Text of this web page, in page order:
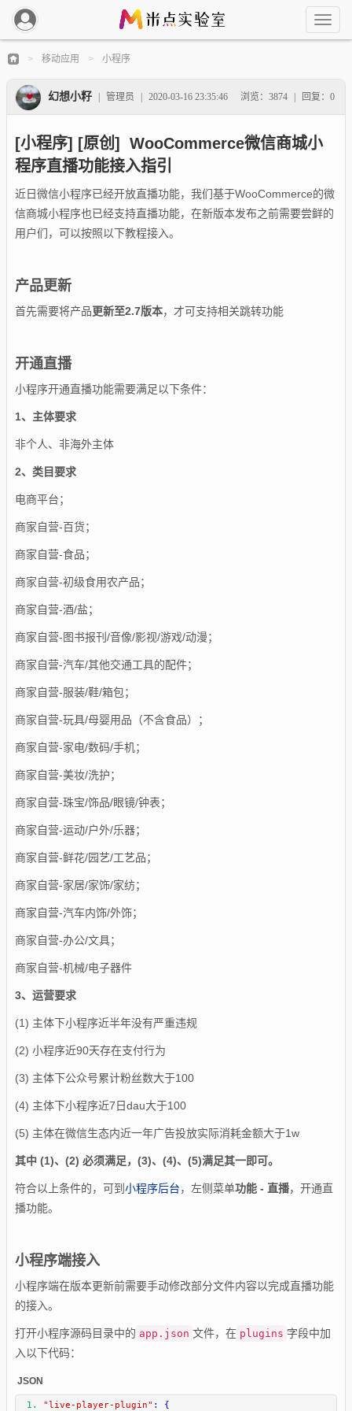
> 移动应用 > 小程序
幻想小籽 管理员 2020-03-16 23:35:46 浏览：3874 回复：0
[小程序] [原创] WooCommerce微信商城小
程序直播功能接入指引
近日微信小程序已经开放直播功能，我们基于WooCommerce的微
信商城小程序也已经支持直播功能，在新版本发布之前需要尝鲜的
用户们，可以按照以下教程接入。
产品更新
首先需要将产品更新至2.7版本，才可支持相关跳转功能
开通直播
小程序开通直播功能需要满足以下条件：
1、主体要求
非个人、非海外主体
2、类目要求
电商平台；
商家自营-百货；
商家自营-食品；
商家自营-初级食用农产品；
商家自营-酒/盐；
商家自营-图书报刊/音像/影视/游戏/动漫；
商家自营-汽车/其他交通工具的配件；
商家自营-服装/鞋/箱包；
商家自营-玩具/母婴用品（不含食品）；
商家自营-家电/数码/手机；
商家自营-美妆/洗护；
商家自营-珠宝/饰品/眼镜/钟表；
商家自营-运动/户外/乐器；
商家自营-鲜花/园艺/工艺品；
商家自营-家居/家饰/家纺；
商家自营-汽车内饰/外饰；
商家自营-办公/文具；
商家自营-机械/电子器件
3、运营要求
(1) 主体下小程序近半年没有严重违规
(2) 小程序近90天存在支付行为
(3) 主体下公众号累计粉丝数大于100
(4) 主体下小程序近7日dau大于100
(5) 主体在微信生态内近一年广告投放实际消耗金额大于1w
其中 (1)、(2) 必须满足，(3)、(4)、(5)满足其一即可。
符合以上条件的，可到 小程序后台，左侧菜单功能 - 直播，开通直
播功能。
小程序端接入
小程序端在版本更新前需要手动修改部分文件内容以完成直播功能
的接入。
打开小程序源码目录中的 app.json 文件，在 plugins 字段中加
入以下代码：
JSON
"live-player-plugin" : {